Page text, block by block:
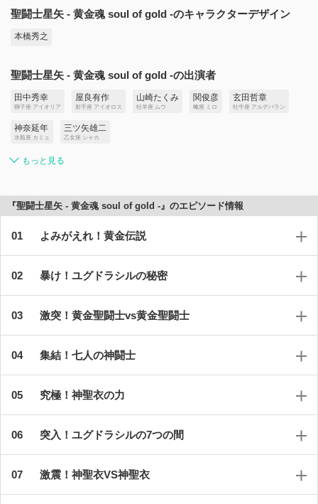
聖闘士星矢 - 黄金魂 soul of gold -のキャラクターデザイン
本橋秀之
聖闘士星矢 - 黄金魂 soul of gold -の出演者
田中秀幸
獅子座 アイオリア
屋良有作
射手座 アイオロス
山崎たくみ
牡羊座 ムウ
関俊彦
蠍座 ミロ
玄田哲章
牡牛座 アルデバラン
神奈延年
水瓶座 カミュ
三ツ矢雄二
乙女座 シャカ
もっと見る
『聖闘士星矢 - 黄金魂 soul of gold -』のエピソード情報
よみがえれ！黄金伝説
暴け！ユグドラシルの秘密
激突！黄金聖闘士vs黄金聖闘士
集結！七人の神闘士
究極！神聖衣の力
突入！ユグドラシルの7つの間
激震！神聖衣VS神聖衣